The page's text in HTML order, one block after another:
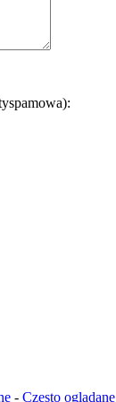
- Często oglądane